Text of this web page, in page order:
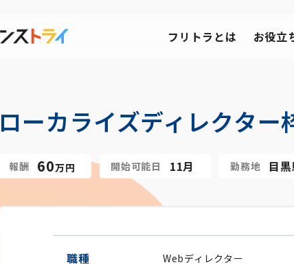
フリトラとは お役立
ローカライズディレクター
報酬 60万円 開始可能日 11月 勤務地 目
職種 Webディレクター